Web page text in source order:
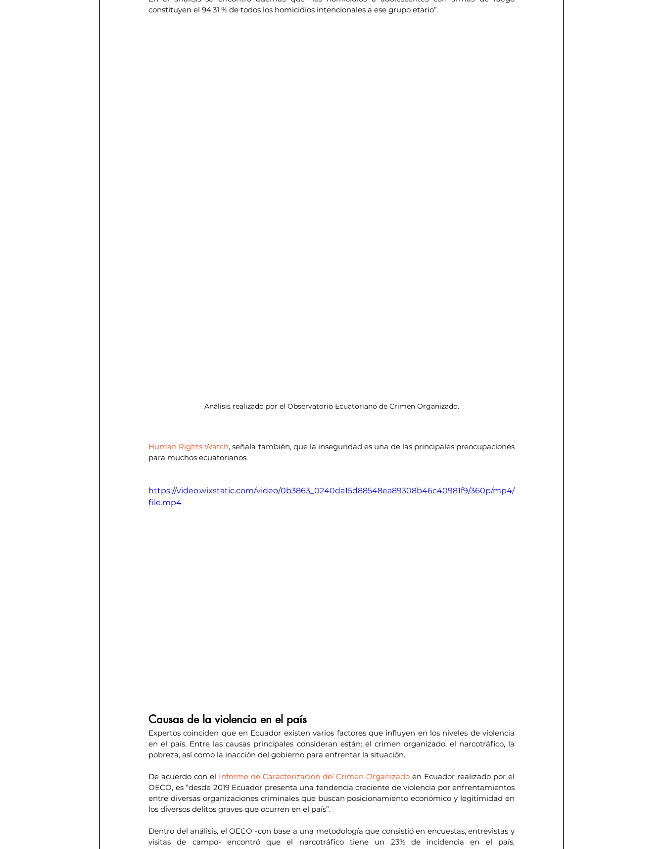
constituyen el 94.31 % de todos los homicidios intencionales a ese grupo etario”.
Análisis realizado por el Observatorio Ecuatoriano de Crimen Organizado.
Human Rights Watch, señala también, que la inseguridad es una de las principales preocupaciones
para muchos ecuatorianos.
https://video.wixstatic.com/video/0b3863_0240da15d88548ea89308b46c40981f9/360p/mp4/
file.mp4
Causas de la violencia en el país
Expertos coinciden que en Ecuador existen varios factores que influyen en los niveles de violencia
en el país. Entre las causas principales consideran están: el crimen organizado, el narcotráfico, la
pobreza, así como la inacción del gobierno para enfrentar la situación.
De acuerdo con el Informe de Caracterización del Crimen Organizado en Ecuador realizado por el
OECO, es “desde 2019 Ecuador presenta una tendencia creciente de violencia por enfrentamientos
entre diversas organizaciones criminales que buscan posicionamiento económico y legitimidad en
los diversos delitos graves que ocurren en el país”.
Dentro del análisis, el OECO -con base a una metodología que consistió en encuestas, entrevistas y
visitas de campo- encontró que el narcotráfico tiene un 23% de incidencia en el país,